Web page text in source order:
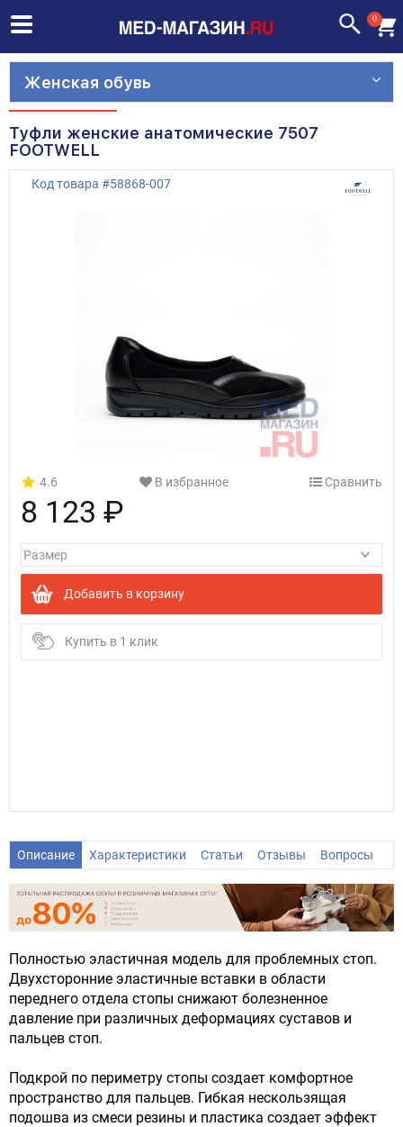
0
Женская обувь
Туфли женские анатомические 7507
FOOTWELL
Код товара #58868-007
4.6 В избранное Сравнить
8 123 ₽
Добавить в корзину
Купить в 1 клик
Описание Характеристики Статьи Отзывы Вопросы
Полностью эластичная модель для проблемных стоп.
Двухсторонние эластичные вставки в области
переднего отдела стопы снижают болезненное
давление при различных деформациях суставов и
пальцев стоп.
Подкрой по периметру стопы создает комфортное
пространство для пальцев. Гибкая нескользящая
подошва из смеси резины и пластика создает эффект